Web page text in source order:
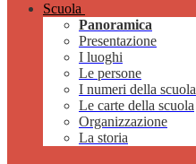
Scuola
Panoramica
Presentazione
I luoghi
Le persone
I numeri della scuola
Le carte della scuola
Organizzazione
La storia